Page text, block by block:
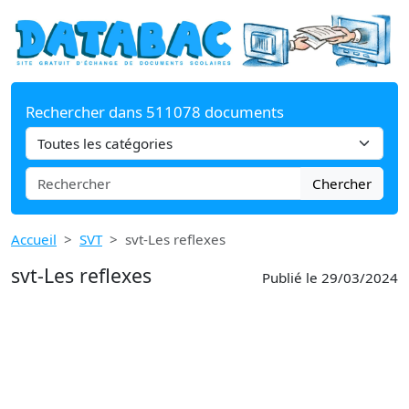
Rechercher dans 511078 documents
Chercher
Accueil SVT svt-Les reflexes
svt-Les reflexes Publié le 29/03/2024